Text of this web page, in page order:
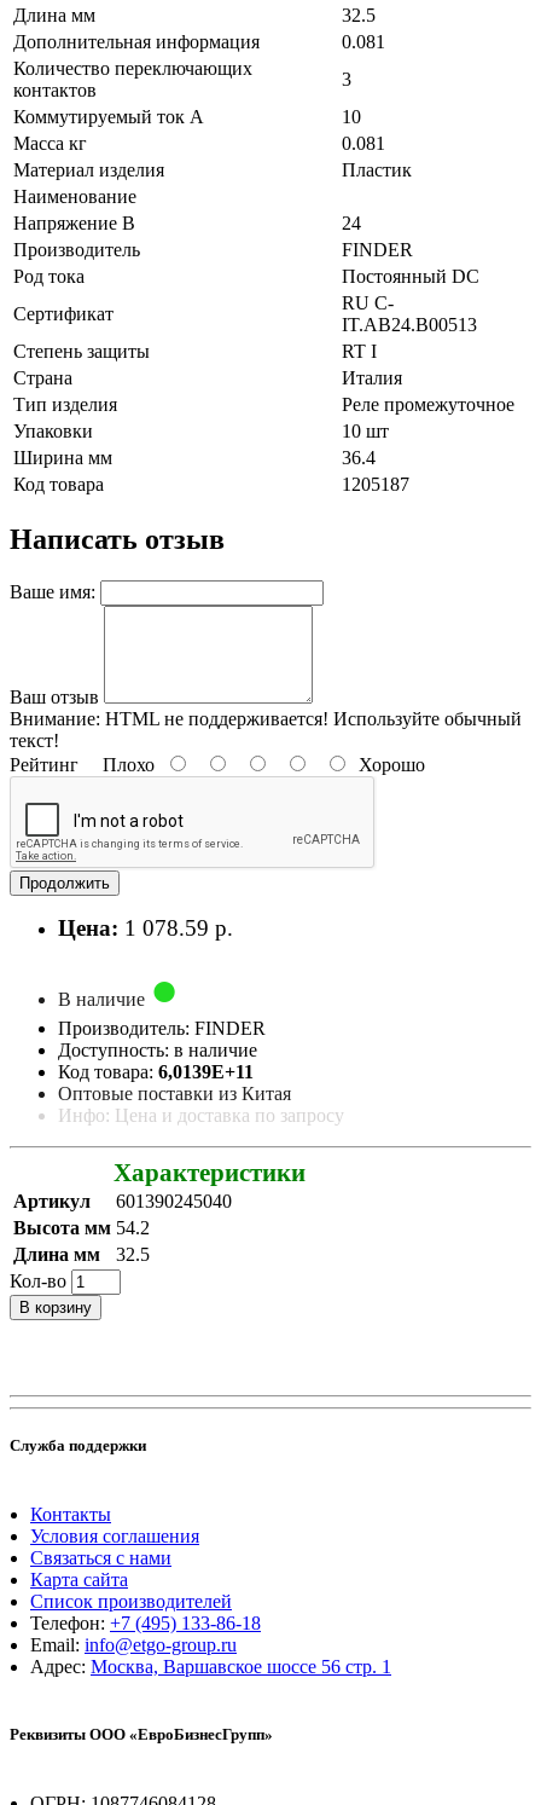
Длина мм
32.5
Дополнительная информация
0.081
Количество переключающих
контактов
3
Коммутируемый ток А
10
Масса кг
0.081
Материал изделия
Пластик
Наименование
Напряжение В
24
Производитель
FINDER
Род тока
Постоянный DC
Сертификат
RU C-
IT.AB24.B00513
Степень защиты
RT I
Страна
Италия
Тип изделия
Реле промежуточное
Упаковки
10 шт
Ширина мм
36.4
Код товара
1205187
Написать отзыв
Ваше имя:
Ваш отзыв
Внимание: HTML не поддерживается! Используйте обычный
текст!
Рейтинг Плохо Хорошо
Продолжить
Цена: 1 078.59 р.
В наличие
Производитель: FINDER
Доступность: в наличие
Код товара: 6,0139E+11
Оптовые поставки из Китая
Инфо: Цена и доставка по запросу
Характеристики
Артикул
601390245040
Высота мм 54.2
Длина мм
32.5
Кол-во
В корзину
Служба поддержки
Контакты
Условия соглашения
Связаться с нами
Карта сайта
Список производителей
Телефон: +7 (495) 133-86-18
Email: info@etgo-group.ru
Адрес: Москва, Варшавское шоссе 56 стр. 1
Реквизиты ООО «ЕвроБизнесГрупп»